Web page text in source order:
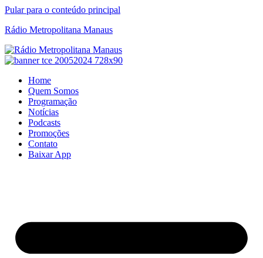
Pular para o conteúdo principal
Rádio Metropolitana Manaus
Home
Quem Somos
Programação
Notícias
Podcasts
Promoções
Contato
Baixar App